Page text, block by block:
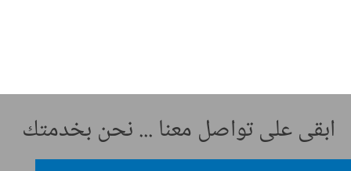
ابقى على تواصل معنا ... نحن بخدمتك